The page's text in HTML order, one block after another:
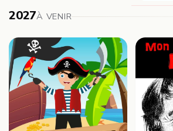
2027À VENIR